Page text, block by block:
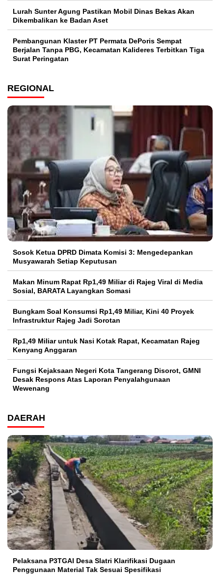
Lurah Sunter Agung Pastikan Mobil Dinas Bekas Akan
Dikembalikan ke Badan Aset
Pembangunan Klaster PT Permata DePoris Sempat
Berjalan Tanpa PBG, Kecamatan Kalideres Terbitkan Tiga
Surat Peringatan
REGIONAL
Sosok Ketua DPRD Dimata Komisi 3: Mengedepankan
Musyawarah Setiap Keputusan
Makan Minum Rapat Rp1,49 Miliar di Rajeg Viral di Media
Sosial, BARATA Layangkan Somasi
Bungkam Soal Konsumsi Rp1,49 Miliar, Kini 40 Proyek
Infrastruktur Rajeg Jadi Sorotan
Rp1,49 Miliar untuk Nasi Kotak Rapat, Kecamatan Rajeg
Kenyang Anggaran
Fungsi Kejaksaan Negeri Kota Tangerang Disorot, GMNI
Desak Respons Atas Laporan Penyalahgunaan
Wewenang
DAERAH
Pelaksana P3TGAI Desa Slatri Klarifikasi Dugaan
Penggunaan Material Tak Sesuai Spesifikasi